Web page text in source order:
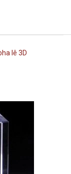
lê 3D